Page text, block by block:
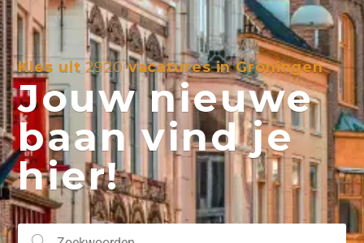
Kies uit2920vacatures in Groningen
Jouw nieuwe
baan vind je
hier!